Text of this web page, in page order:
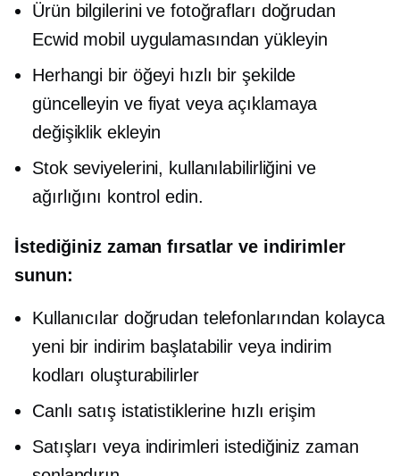
Ürün bilgilerini ve fotoğrafları doğrudan
Ecwid mobil uygulamasından yükleyin
Herhangi bir öğeyi hızlı bir şekilde
güncelleyin ve fiyat veya açıklamaya
değişiklik ekleyin
Stok seviyelerini, kullanılabilirliğini ve
ağırlığını kontrol edin.
İstediğiniz zaman fırsatlar ve indirimler
sunun:
Kullanıcılar doğrudan telefonlarından kolayca
yeni bir indirim başlatabilir veya indirim
kodları oluşturabilirler
Canlı satış istatistiklerine hızlı erişim
Satışları veya indirimleri istediğiniz zaman